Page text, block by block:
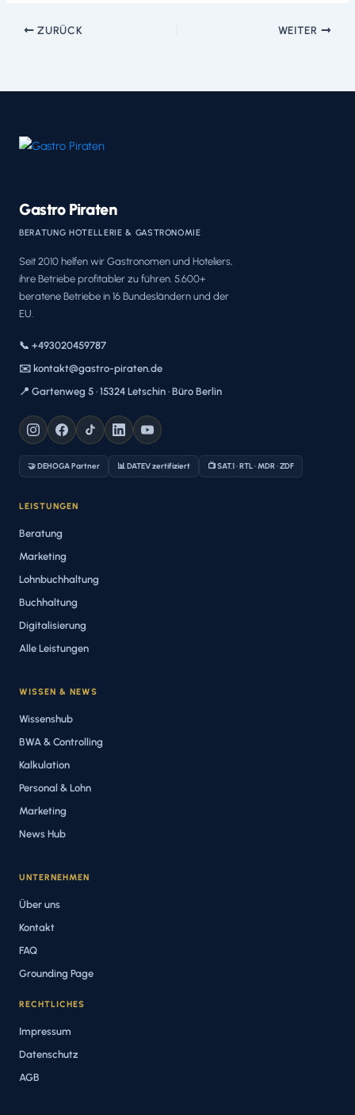
ZURÜCK WEITER
Gastro Piraten
BERATUNG HOTELLERIE & GASTRONOMIE
Seit 2010 helfen wir Gastronomen und Hoteliers,
ihre Betriebe profitabler zu führen. 5.600+
beratene Betriebe in 16 Bundesländern und der
EU.
📞 +493020459787
✉️ kontakt@gastro-piraten.de
📍 Gartenweg 5 · 15324 Letschin · Büro Berlin
🤝 DEHOGA Partner 📊 DATEV zertifiziert 📺 SAT.1 · RTL · MDR · ZDF
LEISTUNGEN
Beratung
Marketing
Lohnbuchhaltung
Buchhaltung
Digitalisierung
Alle Leistungen
WISSEN & NEWS
Wissenshub
BWA & Controlling
Kalkulation
Personal & Lohn
Marketing
News Hub
UNTERNEHMEN
Über uns
Kontakt
FAQ
Grounding Page
RECHTLICHES
Impressum
Datenschutz
AGB